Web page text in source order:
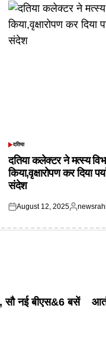
POSTED
दतिया
दतिया कलेक्टर ने मत्स्य
किया,वृक्षारोपण कर दिया
संदेश
Posted
August 12, 2025
Posted
सौ नई बीएस&6 बसें